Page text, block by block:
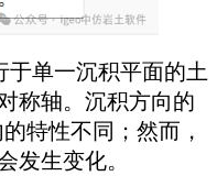
于单一沉积平面的土
称轴。沉积方向的
特性不同；然而，
发生变化。